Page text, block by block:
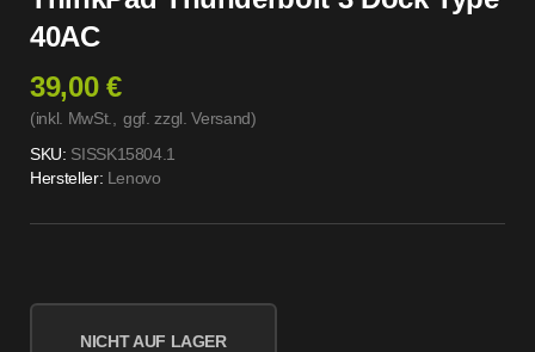
40AC
39,00 €
(inkl. MwSt., ggf. zzgl. Versand)
SKU: SISSK15804.1
Hersteller: Lenovo
NICHT AUF LAGER